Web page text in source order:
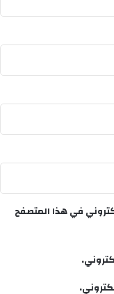
في هذا المتصفح